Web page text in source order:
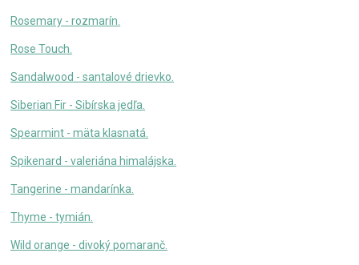
Rosemary - rozmarín.
Rose Touch.
Sandalwood - santalové drievko.
Siberian Fir - Sibírska jedľa.
Spearmint - mäta klasnatá.
Spikenard - valeriána himalájska.
Tangerine - mandarínka.
Thyme - tymián.
Wild orange - divoký pomaranč.